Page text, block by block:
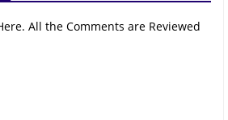
All the Comments are Reviewed